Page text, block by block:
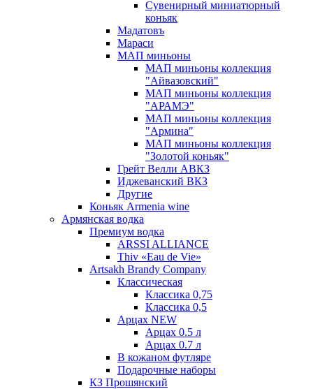
Сувенирный миниатюрный
коньяк
Мадатовъ
Мараси
МАП миньоны
МАП миньоны коллекция
"Айвазовский"
МАП миньоны коллекция
"АРАМЭ"
МАП миньоны коллекция
"Армина"
МАП миньоны коллекция
"Золотой коньяк"
Грейт Велли АВКЗ
Иджеванский ВКЗ
Другие
Коньяк Armenia wine
Армянская водка
Премиум водка
ARSSI ALLIANCE
Thiv «Eau de Vie»
Artsakh Brandy Company
Классическая
Классика 0,75
Классика 0,5
Арцах NEW
Арцах 0.5 л
Арцах 0.7 л
В кожаном футляре
Подарочные наборы
КЗ Прошянский